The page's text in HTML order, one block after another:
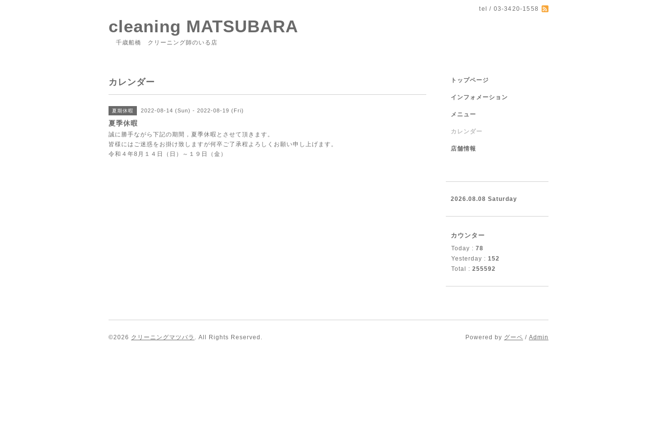
tel / 03-3420-1558
cleaning MATSUBARA
千歳船橋 クリーニング師のいる店
カレンダー
夏期休暇 2022-08-14 (Sun) - 2022-08-19 (Fri)
夏季休暇
誠に勝手ながら下記の期間，夏季休暇とさせて頂きます。
皆様にはご迷惑をお掛け致しますが何卒ご了承程よろしくお願い申し上げます。
令和４年8月１４日（日）～１９日（金）
トップページ
インフォメーション
メニュー
カレンダー
店舗情報
2026.08.08 Saturday
カウンター
Today : 78
Yesterday : 152
Total : 255592
©2026 クリーニングマツバラ . All Rights Reserved. Powered by グーペ / Admin